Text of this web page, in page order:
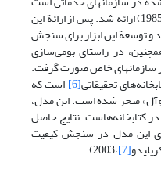
(1985) ارائه شد. پس از ارائة این
و توسعة این ابزار برای سنجش
در راستای بومی‌سازی
سازمانهای خاص صورت گرفت.
تحقیقاتی[6] است که
منجر شده است. این مدل،
نتایج حاصل
این مدل در سنجش کیفیت
[7] ،2003).